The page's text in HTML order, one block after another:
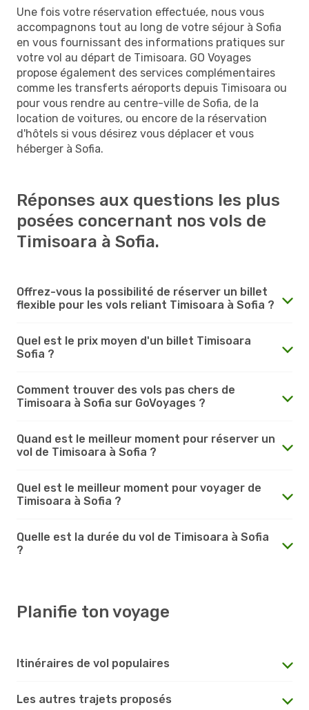
Une fois votre réservation effectuée, nous vous
accompagnons tout au long de votre séjour à Sofia
en vous fournissant des informations pratiques sur
votre vol au départ de Timisoara. GO Voyages
propose également des services complémentaires
comme les transferts aéroports depuis Timisoara ou
pour vous rendre au centre-ville de Sofia, de la
location de voitures, ou encore de la réservation
d'hôtels si vous désirez vous déplacer et vous
héberger à Sofia.
Réponses aux questions les plus
posées concernant nos vols de
Timisoara à Sofia.
Offrez-vous la possibilité de réserver un billet
flexible pour les vols reliant Timisoara à Sofia ?
Quel est le prix moyen d'un billet Timisoara
Sofia ?
Comment trouver des vols pas chers de
Timisoara à Sofia sur GoVoyages ?
Quand est le meilleur moment pour réserver un
vol de Timisoara à Sofia ?
Quel est le meilleur moment pour voyager de
Timisoara à Sofia ?
Quelle est la durée du vol de Timisoara à Sofia
?
Planifie ton voyage
Itinéraires de vol populaires
Les autres trajets proposés